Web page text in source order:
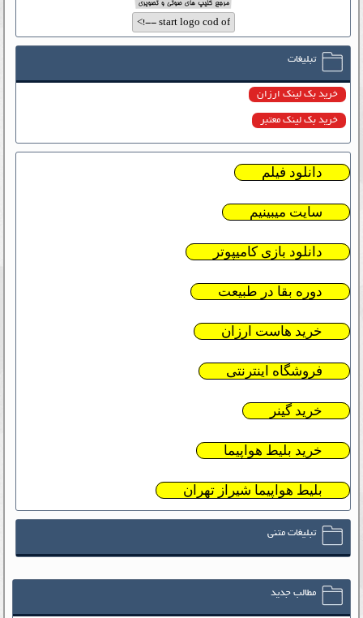
تبلیغات
خرید بک لینک ارزان
خرید بک لینک معتبر
دانلود فیلم
سایت میبینیم
دانلود بازی کامیپوتر
دوره بقا در طبیعت
خرید هاست ارزان
فروشگاه اینترنتی
خرید گینر
خرید بلیط هواپیما
بلیط هواپیما شیراز تهران
تبلیغات متنی
مطالب جدید